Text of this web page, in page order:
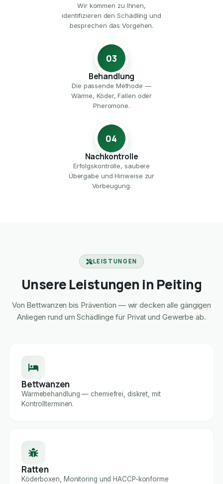
Wir kommen zu Ihnen,
identifizieren den Schädling und
besprechen das Vorgehen.
03
Behandlung
Die passende Methode —
Wärme, Köder, Fallen oder
Pheromone.
04
Nachkontrolle
Erfolgskontrolle, saubere
Übergabe und Hinweise zur
Vorbeugung.
LEISTUNGEN
Unsere Leistungen in Peiting
Von Bettwanzen bis Prävention — wir decken alle gängigen
Anliegen rund um Schädlinge für Privat und Gewerbe ab.
Bettwanzen
Wärmebehandlung — chemiefrei, diskret, mit
Kontrollterminen.
Ratten
Köderboxen, Monitoring und HACCP-konforme